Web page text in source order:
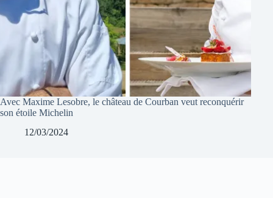
Avec Maxime Lesobre, le château de Courban veut reconquérir
son étoile Michelin
12/03/2024